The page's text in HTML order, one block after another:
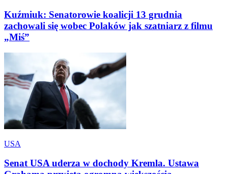
Kuźmiuk: Senatorowie koalicji 13 grudnia
zachowali się wobec Polaków jak szatniarz z filmu
„Miś”
USA
Senat USA uderza w dochody Kremla. Ustawa